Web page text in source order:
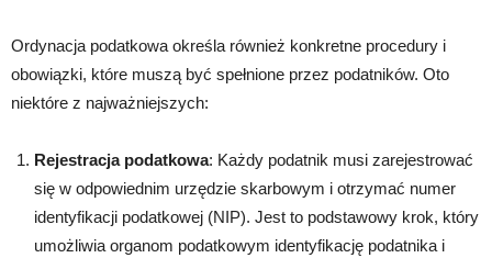
Ordynacja podatkowa określa również konkretne procedury i
obowiązki, które muszą być spełnione przez podatników. Oto
niektóre z najważniejszych:
Rejestracja podatkowa: Każdy podatnik musi zarejestrować
się w odpowiednim urzędzie skarbowym i otrzymać numer
identyfikacji podatkowej (NIP). Jest to podstawowy krok, który
umożliwia organom podatkowym identyfikację podatnika i